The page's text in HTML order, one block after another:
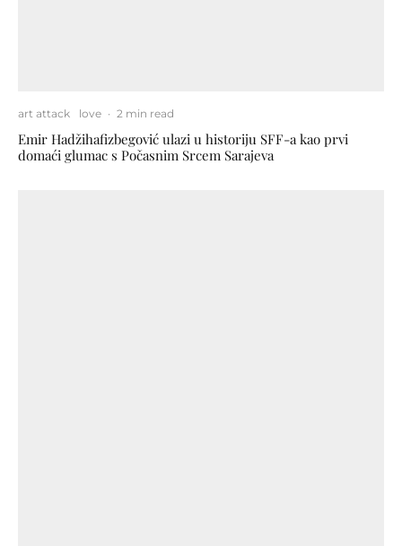
art attack love · 2 min read
Emir Hadžihafizbegović ulazi u historiju SFF-a kao prvi
domaći glumac s Počasnim Srcem Sarajeva